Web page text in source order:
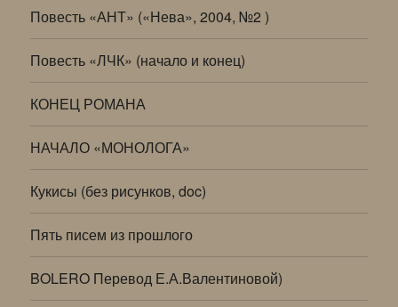
Повесть «АНТ» («Нева», 2004, №2 )
Повесть «ЛЧК» (начало и конец)
КОНЕЦ РОМАНА
НАЧАЛО «МОНОЛОГА»
Кукисы (без рисунков, doc)
Пять писем из прошлого
BOLERO Перевод Е.А.Валентиновой)